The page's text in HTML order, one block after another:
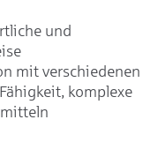
und
mit verschiedenen
komplexe